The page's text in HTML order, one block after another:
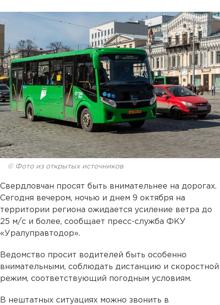
© Фото из открытых источников
Свердловчан просят быть внимательнее на дорогах.
Сегодня вечером, ночью и днем 9 октября на
территории региона ожидается усиление ветра до
25 м/с и более, сообщает пресс-служба ФКУ
«Уралуправтодор».
Ведомство просит водителей быть особенно
внимательными, соблюдать дистанцию и скоростной
режим, соответствующий погодным условиям.
В нештатных ситуациях можно звонить в